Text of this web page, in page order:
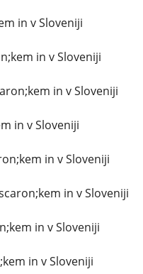
in v Sloveniji
in v Sloveniji
in v Sloveniji
in v Sloveniji
in v Sloveniji
in v Sloveniji
in v Sloveniji
in v Sloveniji